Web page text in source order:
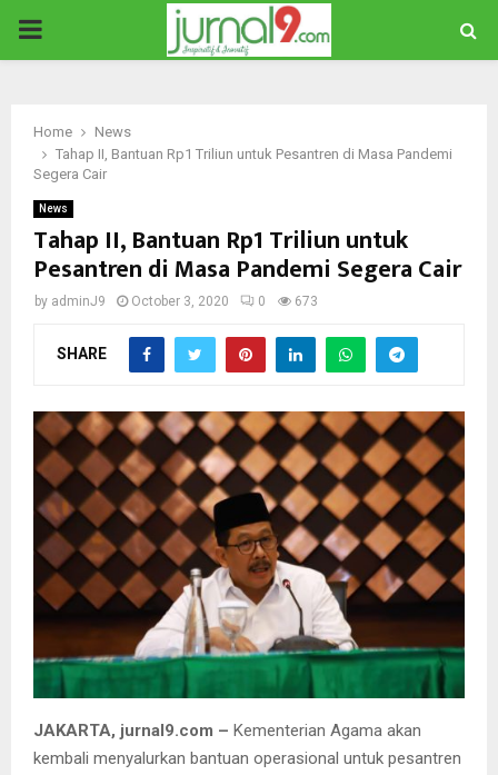
PRIMARY
Home
News
Tahap II, Bantuan Rp1 Triliun untuk Pesantren di Masa Pandemi
Segera Cair
News
Tahap II, Bantuan Rp1 Triliun untuk
Pesantren di Masa Pandemi Segera Cair
by adminJ9 October 3, 2020 0 673
SHARE
JAKARTA, jurnal9.com – Kementerian Agama akan
kembali menyalurkan bantuan operasional untuk pesantren